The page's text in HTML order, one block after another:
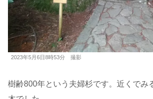
2023年5月6日8時53分 撮影
樹齢800年という夫婦杉です。近くでみ